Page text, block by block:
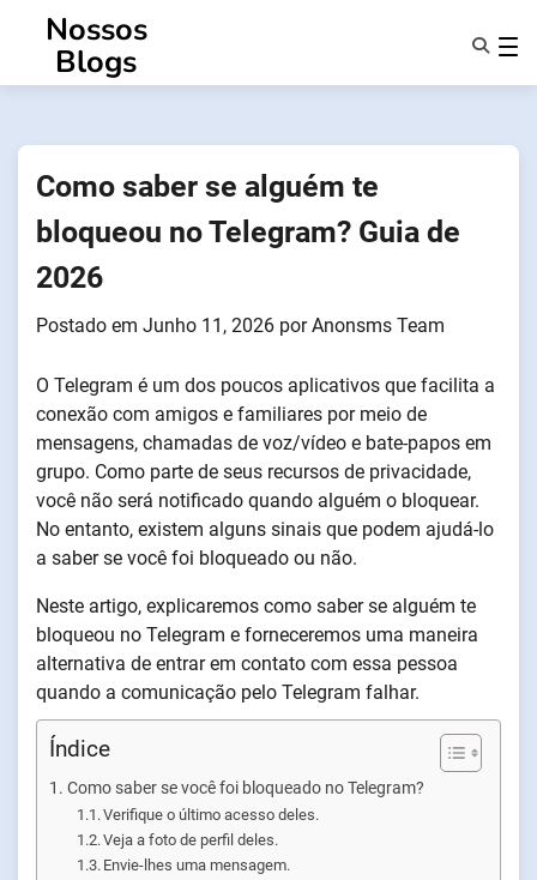
SaltarNossos
Blogs
Sobre Nós
Como saber se alguém te
bloqueou no Telegram? Guia de
2026
Postado em Junho 11, 2026 porAnonsms Team
O Telegram é um dos poucos aplicativos que facilita a
conexão com amigos e familiares por meio de
mensagens, chamadas de voz/vídeo e bate-papos em
grupo. Como parte de seus recursos de privacidade,
você não será notificado quando alguém o bloquear.
No entanto, existem alguns sinais que podem ajudá-lo
a saber se você foi bloqueado ou não.
Neste artigo, explicaremos como saber se alguém te
bloqueou no Telegram e forneceremos uma maneira
alternativa de entrar em contato com essa pessoa
quando a comunicação pelo Telegram falhar.
Índice
Como saber se você foi bloqueado no Telegram?
Verifique o último acesso deles.
Veja a foto de perfil deles.
Envie-lhes uma mensagem.